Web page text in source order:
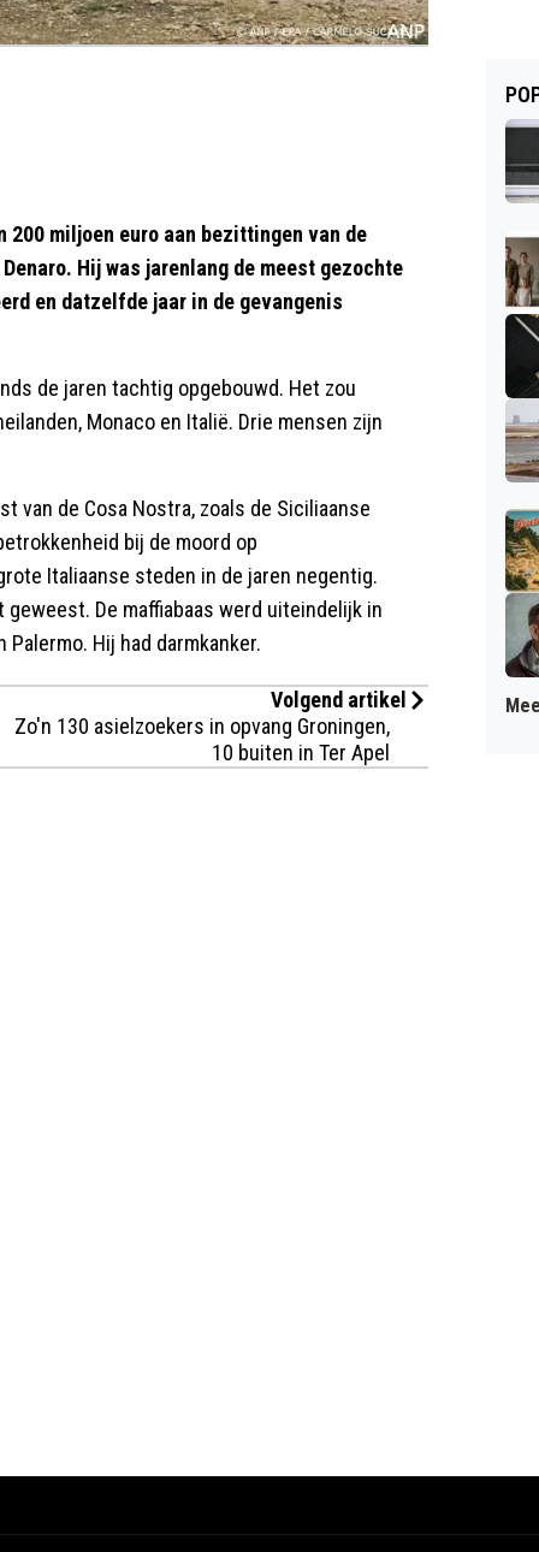
200 miljoen euro aan bezittingen van de
Hij was jarenlang de meest gezochte
en datzelfde jaar in de gevangenis
de jaren tachtig opgebouwd. Het zou
Monaco en Italië. Drie mensen zijn
van de Cosa Nostra, zoals de Siciliaanse
bij de moord op
Italiaanse steden in de jaren negentig.
De maffiabaas werd uiteindelijk in
Hij had darmkanker.
Volgend artikel
Zo'n 130 asielzoekers in opvang Groningen,
10 buiten in Ter Apel